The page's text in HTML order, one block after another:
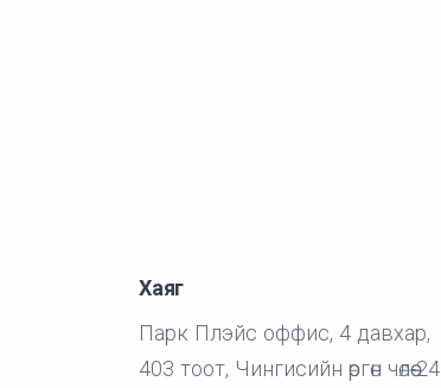
Хаяг
Парк Плэйс оффис, 4 давхар,
403 тоот, Чингисийн өргөн чөлөө-24